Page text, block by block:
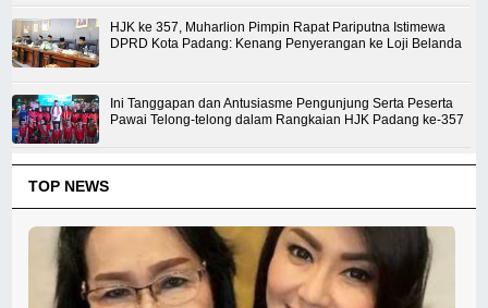
HJK ke 357, Muharlion Pimpin Rapat Pariputna Istimewa
DPRD Kota Padang: Kenang Penyerangan ke Loji Belanda
Ini Tanggapan dan Antusiasme Pengunjung Serta Peserta
Pawai Telong-telong dalam Rangkaian HJK Padang ke-357
TOP NEWS